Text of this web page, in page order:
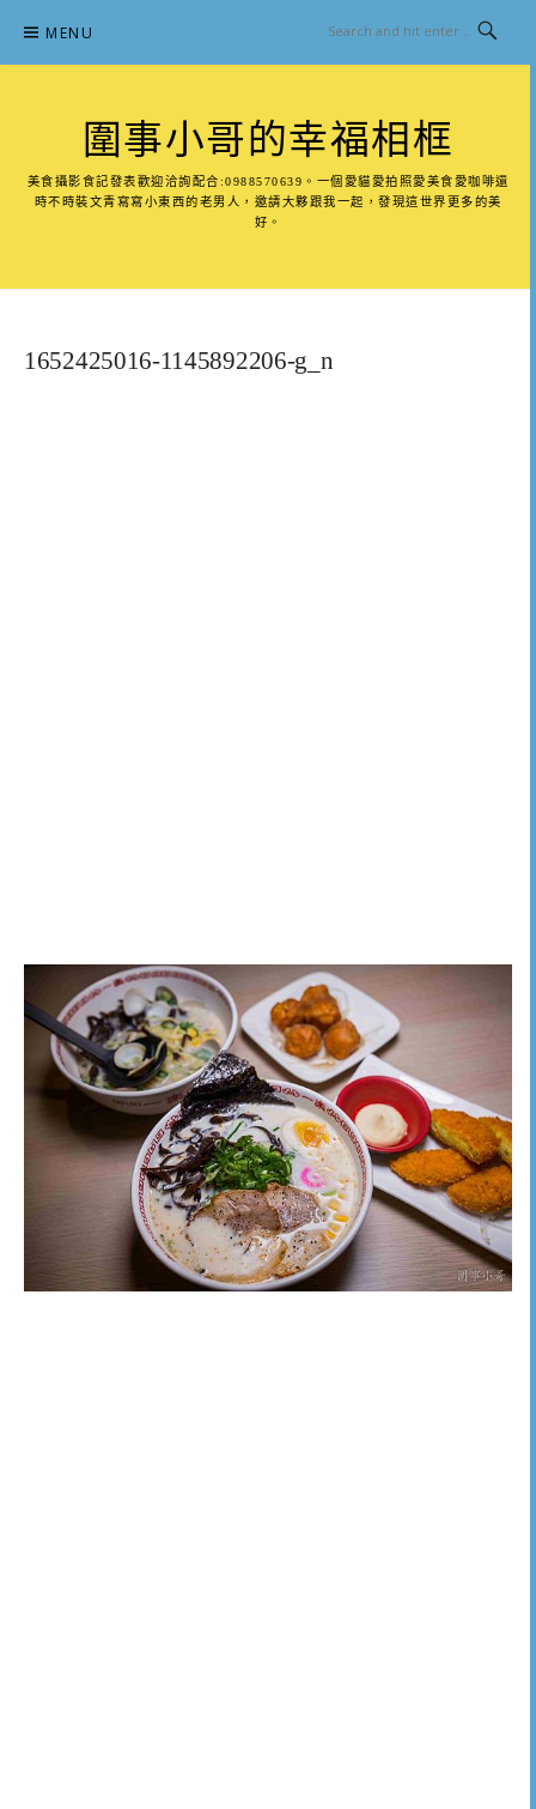
content
MENU
圍事小哥的幸福相框
美食攝影食記發表歡迎洽詢配合:0988570639。一個愛貓愛拍照愛美食愛咖啡還
時不時裝文青寫寫小東西的老男人，邀請大夥跟我一起，發現這世界更多的美
好。
1652425016-1145892206-g_n